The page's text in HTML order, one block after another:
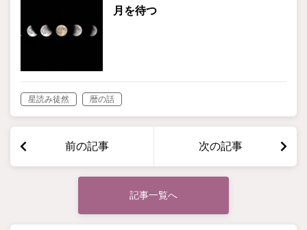
月を待つ
星読み徒然 暦の話
前の記事 次の記事
記事一覧へ